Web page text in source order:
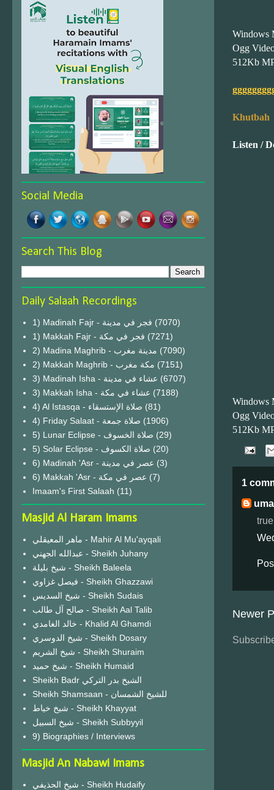
Windows
Ogg
512Kb
Khutbah
Listen /
Windows
Ogg
512Kb
1
Newer
Social Media
Search This Blog
Daily Salaah Recordings
1) Madinah Fajr - فجر في مدينة (7070)
1) Makkah Fajr - فجر في مكة (7271)
2) Madina Maghrib - مدينة مغرب (7090)
2) Makkah Maghrib - مكة مغرب (7151)
3) Madinah Isha - عشاء في مدينة (6707)
3) Makkah Isha - عشاء في مكة (7188)
4) Al Istasqa - صلاة الإستسقاء (81)
4) Friday Salaat - صلاة جمعة (1906)
5) Lunar Eclipse - صلاة الخسوف (29)
(20)
6) Madinah 'Asr - عصر في مدينة (3)
6) Makkah 'Asr - عصر في مكة (7)
Imaam's First Salaah (11)
Masjid Al Haram Imams
ماهر المعيقلي - Mahir Al Mu'ayqali
عبدالله الجهني - Sheikh Juhany
شيخ بليلة - Sheikh Baleela
فيصل غزاوي - Sheikh Ghazzawi
شيخ السديس - Sheikh Sudais
صالح آل طالب - Sheikh Aal Talib
خالد الغامدي - Khalid Al Ghamdi
شيخ الدوسري - Sheikh Dosary
شيخ الشريم - Sheikh Shuraim
شيخ حميد - Sheikh Humaid
Sheikh Badr الشيخ بدر التركي
Sheikh Shamsaan - للشيخ الشمسان
شيخ خياط - Sheikh Khayyat
شيخ السبيل - Sheikh Subbyyil
9) Biographies / Interviews
Masjid An Nabawi Imams
شيخ الحذيفي - Sheikh Hudaify